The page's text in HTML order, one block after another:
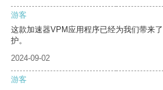
游客
这款加速器VPM应用程序已经为我们带来
护。
2024-09-02
游客